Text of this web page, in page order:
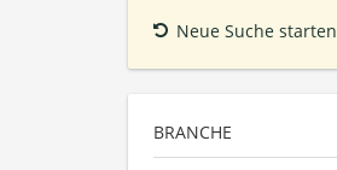
Neue Suche starten
BRANCHE